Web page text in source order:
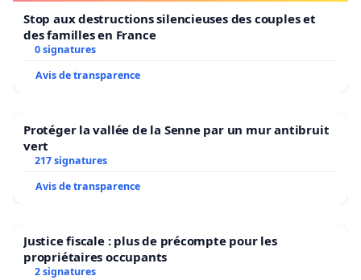
Stop aux destructions silencieuses des couples et
des familles en France
0 signatures
Avis de transparence
Protéger la vallée de la Senne par un mur antibruit
vert
217 signatures
Avis de transparence
Justice fiscale : plus de précompte pour les
propriétaires occupants
2 signatures